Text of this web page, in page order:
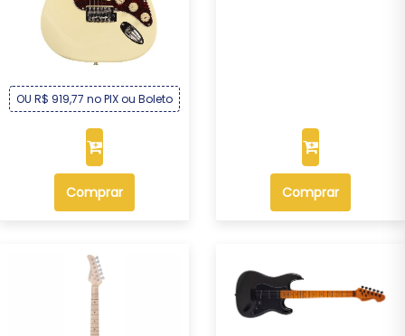
Guitarra Michael GM227N CR
Por :
OU R$ 919,77 no PIX ou Boleto
Comprar Comprar